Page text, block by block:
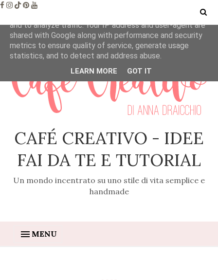
CAFÉ CREATIVO - IDEE
FAI DA TE E TUTORIAL
Un mondo incentrato su uno stile di vita semplice e
handmade
MENU
This site uses cookies from Google to deliver its services
and to analyze traffic. Your IP address and user-agent are
shared with Google along with performance and security
metrics to ensure quality of service, generate usage
statistics, and to detect and address abuse.
LEARN MORE GOT IT